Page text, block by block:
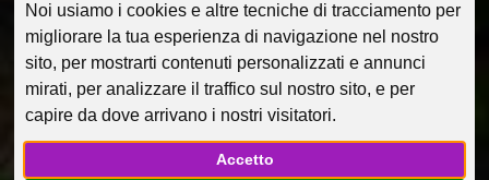
Noi usiamo i cookies e altre tecniche di tracciamento per
migliorare la tua esperienza di navigazione nel nostro
sito, per mostrarti contenuti personalizzati e annunci
mirati, per analizzare il traffico sul nostro sito, e per
capire da dove arrivano i nostri visitatori.
Accetto
RIVIERA ROMAGNOLA
TUTTA SINGLE
23 Lug 2013 Guide Di Viaggio MariangelaF